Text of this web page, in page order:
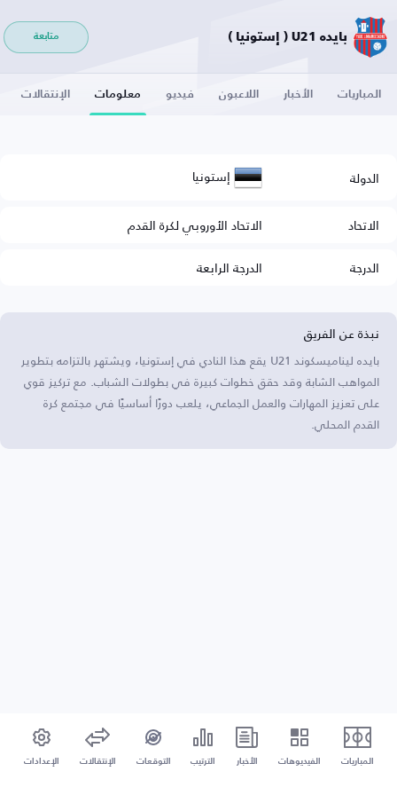
بايده U21 ( إستونيا ) متابعة
المباريات الأخبار اللاعبون فيديو معلومات الإنتقالات
الدولة إستونيا
الاتحاد
الاتحاد الأوروبي لكرة القدم
الدرجة
الدرجة الرابعة
نبذة عن الفريق
بايده ليناميسكوند U21 يقع هذا النادي في إستونيا، ويشتهر بالتزامه بتطوير
المواهب الشابة وقد حقق خطوات كبيرة في بطولات الشباب. مع تركيز قوي
على تعزيز المهارات والعمل الجماعي، يلعب دورًا أساسيًا في مجتمع كرة
القدم المحلي.
المباريات الفيديوهات الأخبار الترتيب التوقعات الإنتقالات الإعدادات